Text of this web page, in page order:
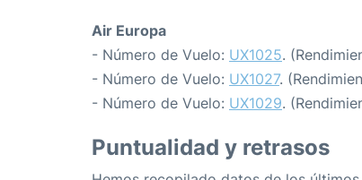
Air Europa
- Número de Vuelo: UX1025.
- Número de Vuelo: UX1027.
- Número de Vuelo: UX1029.
Puntualidad y retrasos